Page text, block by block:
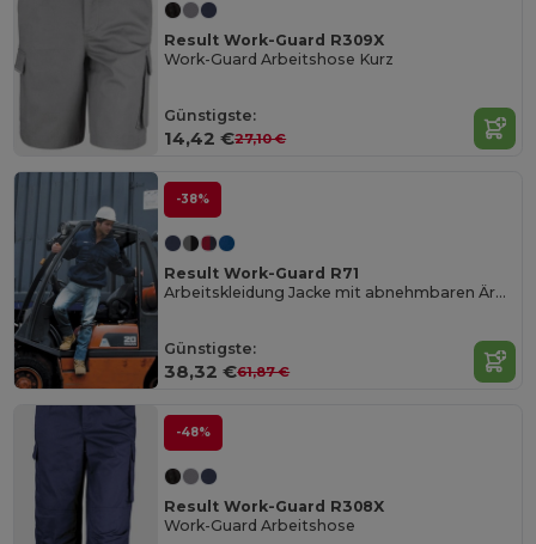
Result Work-Guard R309X
Work-Guard Arbeitshose Kurz
Günstigste:
14,42 €27,10 €
-38%
Result Work-Guard R71
Arbeitskleidung Jacke mit abnehmbaren Ärmeln
Günstigste:
38,32 €61,87 €
-48%
Result Work-Guard R308X
Work-Guard Arbeitshose